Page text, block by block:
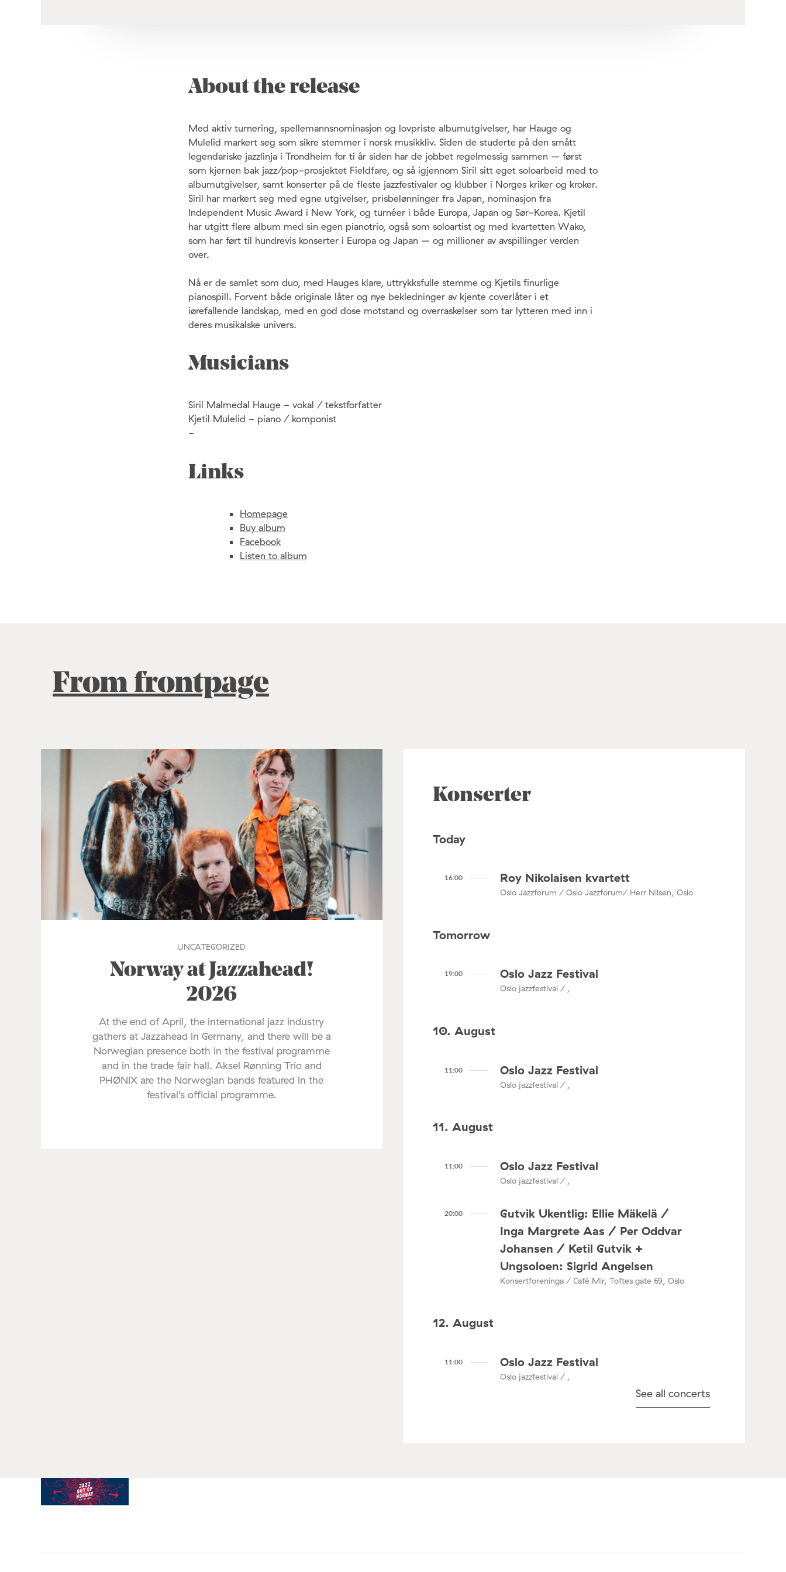
About the release
Med aktiv turnering, spellemannsnominasjon og lovpriste albumutgivelser, har Hauge og
Mulelid markert seg som sikre stemmer i norsk musikkliv. Siden de studerte på den smått
legendariske jazzlinja i Trondheim for ti år siden har de jobbet regelmessig sammen – først
som kjernen bak jazz/pop-prosjektet Fieldfare, og så igjennom Siril sitt eget soloarbeid med to
albumutgivelser, samt konserter på de fleste jazzfestivaler og klubber i Norges kriker og kroker.
Siril har markert seg med egne utgivelser, prisbelønninger fra Japan, nominasjon fra
Independent Music Award i New York, og turnéer i både Europa, Japan og Sør-Korea. Kjetil
har utgitt flere album med sin egen pianotrio, også som soloartist og med kvartetten Wako,
som har ført til hundrevis konserter i Europa og Japan – og millioner av avspillinger verden
over.
Nå er de samlet som duo, med Hauges klare, uttrykksfulle stemme og Kjetils finurlige
pianospill. Forvent både originale låter og nye bekledninger av kjente coverlåter i et
iørefallende landskap, med en god dose motstand og overraskelser som tar lytteren med inn i
deres musikalske univers.
Musicians
Siril Malmedal Hauge - vokal / tekstforfatter
Kjetil Mulelid - piano / komponist
-
Links
Homepage
Buy album
Facebook
Listen to album
From frontpage
UNCATEGORIZED
Norway at Jazzahead!
2026
At the end of April, the international jazz industry
gathers at Jazzahead in Germany, and there will be a
Norwegian presence both in the festival programme
and in the trade fair hall. Aksel Rønning Trio and
PHØNIX are the Norwegian bands featured in the
festival’s official programme.
Konserter
Today
16:00 Roy Nikolaisen kvartett
Oslo Jazzforum / Oslo Jazzforum/ Herr Nilsen, Oslo
Tomorrow
19:00 Oslo Jazz Festival
Oslo jazzfestival / ,
10. August
11:00 Oslo Jazz Festival
Oslo jazzfestival / ,
11. August
11:00 Oslo Jazz Festival
Oslo jazzfestival / ,
20:00
Gutvik Ukentlig: Ellie Mäkelä /
Inga Margrete Aas / Per Oddvar
Johansen / Ketil Gutvik +
Ungsoloen: Sigrid Angelsen
Konsertforeninga / Café Mir, Toftes gate 69, Oslo
12. August
11:00 Oslo Jazz Festival
Oslo jazzfestival / ,
See all concerts